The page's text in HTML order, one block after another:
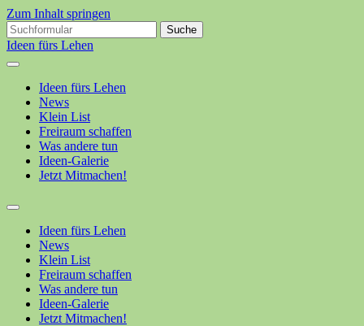
Zum Inhalt springen
Suchen
nach:
Ideen fürs Lehen
Ideen fürs Lehen
News
Klein List
Freiraum schaffen
Was andere tun
Ideen-Galerie
Jetzt Mitmachen!
Suchfeld
ein-/ausblenden
Ideen fürs Lehen
News
Klein List
Freiraum schaffen
Was andere tun
Ideen-Galerie
Jetzt Mitmachen!